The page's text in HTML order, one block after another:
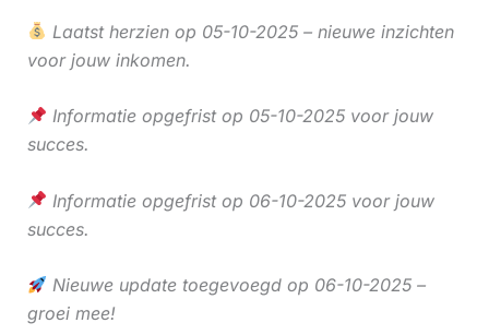
Laatst herzien op 05-10-2025 – nieuwe inzichten
voor jouw inkomen.
Informatie opgefrist op 05-10-2025 voor jouw
succes.
Informatie opgefrist op 06-10-2025 voor jouw
succes.
Nieuwe update toegevoegd op 06-10-2025 –
groei mee!